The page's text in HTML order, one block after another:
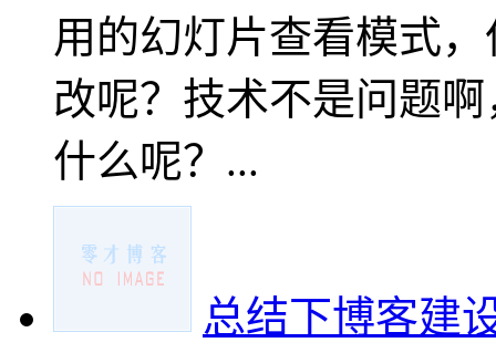
用的幻灯片查看模式
改呢？技术不是问题
什么呢？...
总结下博客建